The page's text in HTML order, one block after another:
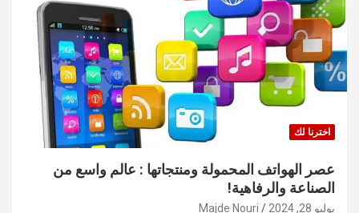
اخترنا لك
عصر الهواتف المحمولة ومنتجاتها : عالم واسع من
الصناعة والرفاهية!
يوليو 28, 2024 Majde Nouri